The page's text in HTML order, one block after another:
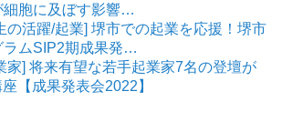
胞に及ぼす影響…
の活躍/起業] 堺市での起業を応援！堺市
ラムSIP2期成果発…
家] 将来有望な若手起業家7名の登壇が
【成果発表会2022】